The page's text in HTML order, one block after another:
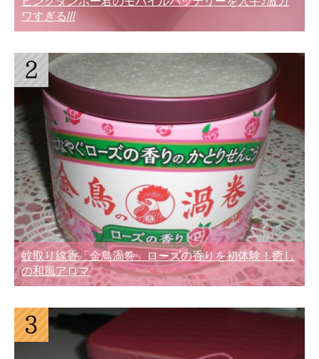
ワすぎる///
蚊取り線香「金鳥渦巻」ローズの香りを初体験！癒し
の和風アロマ